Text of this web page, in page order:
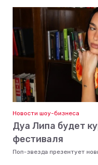
Новости шоу-бизнеса
Дуа Липа будет
фестиваля
Поп-звезда презентует